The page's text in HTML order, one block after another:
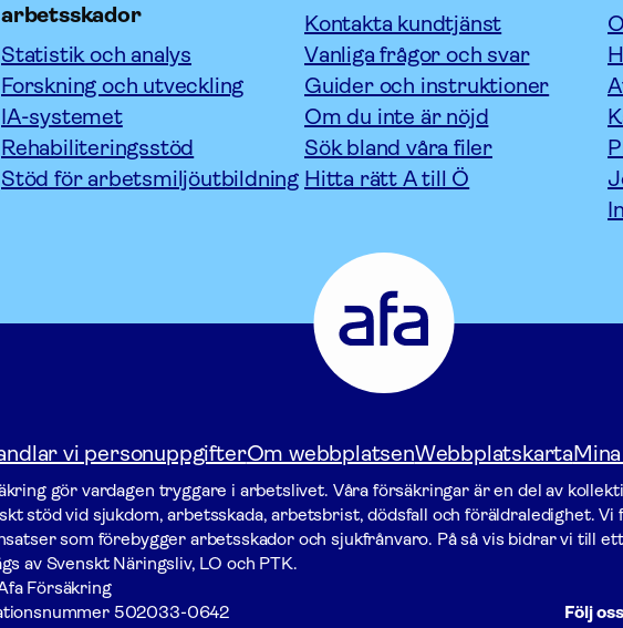
arbetsskador
Statistik och analys
Forskning och utveckling
IA-systemet
Rehabiliteringsstöd
Stöd för arbetsmiljöutbildning
Kontakta kundtjänst
Vanliga frågor och svar
Guider och instruktioner
Om du inte är nöjd
Sök bland våra filer
Hitta rätt A till Ö
Försäkring
Gå
till
startsidan
vi personuppgifterOm webbplatsenWebbplatskarta
gör vardagen tryggare i arbetslivet. Våra försäk­ringar är en del av
stöd vid sjukdom, arbetsskada, arbetsbrist, dödsfall och föräldraledighet. Vi
som förebygger arbets­skador och sjukfrånvaro. På så vis bidrar vi till
av Svenskt Näringsliv, LO och PTK.
Försäkring
502033-0642
Följ oss